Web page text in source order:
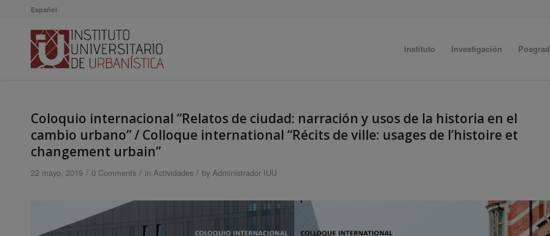
Español
Instituto Investigación
Coloquio internacional “Relatos de ciudad: narración y usos de la historia en el
cambio urbano” / Colloque international “Récits de ville: usages de l’histoire et
changement urbain”
22 mayo, 2019 / 0 Comments / in Actividades / by Administrador IUU